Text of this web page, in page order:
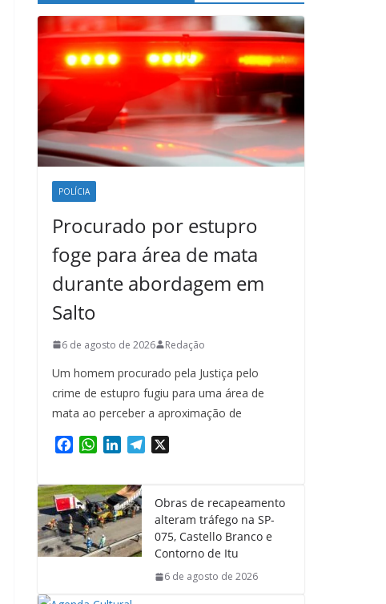
POLÍCIA
Procurado por estupro
foge para área de mata
durante abordagem em
Salto
6 de agosto de 2026 Redação
Um homem procurado pela Justiça pelo
crime de estupro fugiu para uma área de
mata ao perceber a aproximação de
c
e
b
o
o
W
a
t
s
A
p
n
k
e
d
I
Obras de recapeamento
alteram tráfego na SP-
075, Castello Branco e
Contorno de Itu
6 de agosto de 2026